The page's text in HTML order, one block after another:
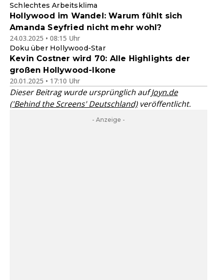
Schlechtes Arbeitsklima
Hollywood im Wandel: Warum fühlt sich
Amanda Seyfried nicht mehr wohl?
24.03.2025 • 08:15 Uhr
Doku über Hollywood-Star
Kevin Costner wird 70: Alle Highlights der
großen Hollywood-Ikone
20.01.2025 • 17:10 Uhr
Dieser Beitrag wurde ursprünglich aufJoyn.de
('Behind the Screens' Deutschland)veröffentlicht.
- Anzeige -